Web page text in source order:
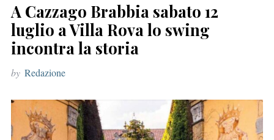
c
h
f
o
r
A Cazzago Brabbia sabato 12
luglio a Villa Rova lo swing
incontra la storia
by Redazione